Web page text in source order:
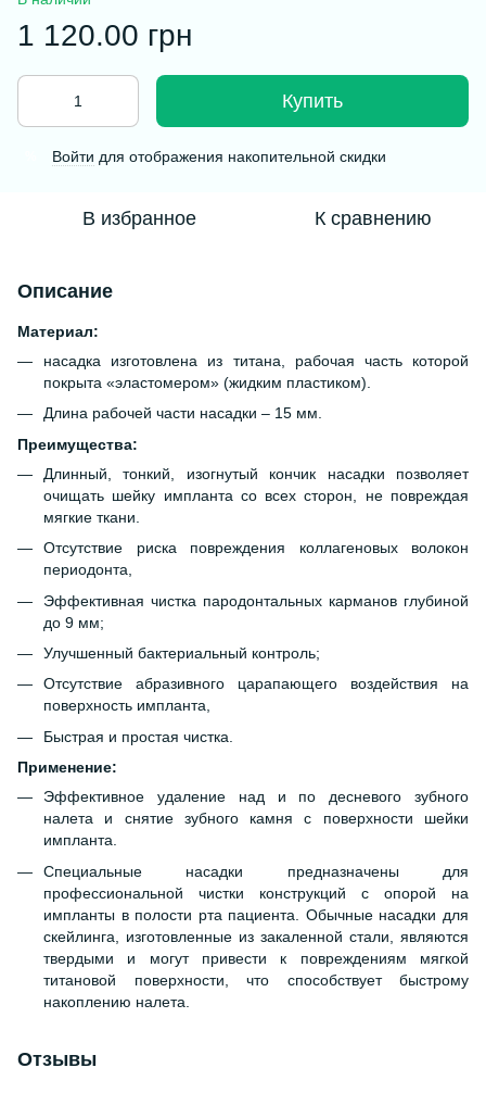
1 120.00 грн
Купить
Войти для отображения накопительной скидки
В избранное К сравнению
Описание
Материал:
насадка изготовлена из титана, рабочая часть которой
покрыта «эластомером» (жидким пластиком).
Длина рабочей части насадки – 15 мм.
Преимущества:
Длинный, тонкий, изогнутый кончик насадки позволяет
очищать шейку импланта со всех сторон, не повреждая
мягкие ткани.
Отсутствие риска повреждения коллагеновых волокон
периодонта,
Эффективная чистка пародонтальных карманов глубиной
до 9 мм;
Улучшенный бактериальный контроль;
Отсутствие абразивного царапающего воздействия на
поверхность импланта,
Быстрая и простая чистка.
Применение:
Эффективное удаление над и по десневого зубного
налета и снятие зубного камня с поверхности шейки
импланта.
Специальные насадки предназначены для
профессиональной чистки конструкций с опорой на
импланты в полости рта пациента. Обычные насадки для
скейлинга, изготовленные из закаленной стали, являются
твердыми и могут привести к повреждениям мягкой
титановой поверхности, что способствует быстрому
накоплению налета.
Отзывы